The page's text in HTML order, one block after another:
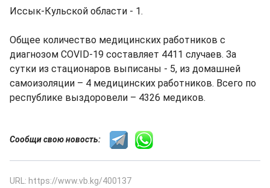
Иссык-Кульской области - 1.
Общее количество медицинских работников с
диагнозом COVID-19 составляет 4411 случаев. За
сутки из стационаров выписаны - 5, из домашней
самоизоляции – 4 медицинских работников. Всего по
республике выздоровели – 4326 медиков.
Сообщи свою новость:
URL: https://www.vb.kg/400137